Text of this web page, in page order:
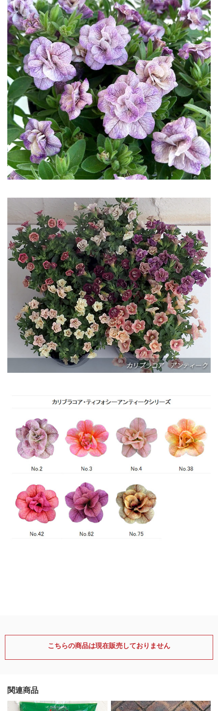
こちらの商品は現在販売しておりません
関連商品